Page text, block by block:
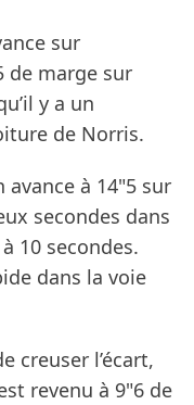
sur
de marge sur
y a un
de Norris.
à 14"5 sur
secondes dans
10 secondes.
dans la voie
creuser l’écart,
revenu à 9"6 de